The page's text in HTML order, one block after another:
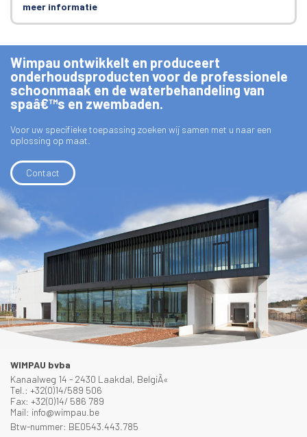
meer informatie
Wimpau ontwikkelt en produceert
onderhoudsproducten voor de professionele
schoonmaak en de waterbehandeling van
spaâ€™s en zwembaden.
Voor uw specifieke toepassing zoeken wij samen met u naar een
oplossing op maat.
Contact
WIMPAU bvba
Kanaalweg 14 - 2430 Laakdal, BelgiÃ«
Tel.: +32(0)14/589 506
Fax: +32(0)14/ 586 789
Mail: info@wimpau.be
Btw-nummer: BE0543.443.785